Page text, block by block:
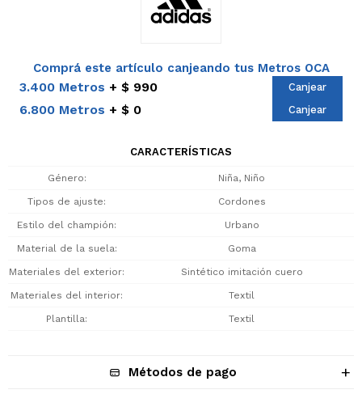
Comprá este artículo canjeando tus Metros OCA
3.400 Metros $ 990 Canjear
6.800 Metros $ 0 Canjear
CARACTERÍSTICAS
Género Niña, Niño
Tipos de ajuste Cordones
Estilo del champión Urbano
Material de la suela Goma
Materiales del exterior Sintético imitación cuero
Materiales del interior Textil
Plantilla Textil
Métodos de pago